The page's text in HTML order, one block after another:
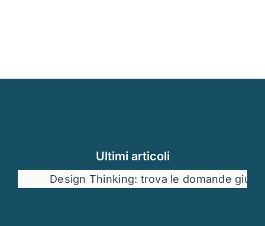
Ultimi articoli
Design Thinking: trova le domande giuste